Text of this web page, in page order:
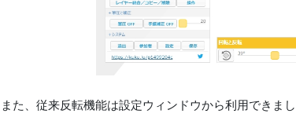
また、従来反転機能は設定ウィンドウから利用できま